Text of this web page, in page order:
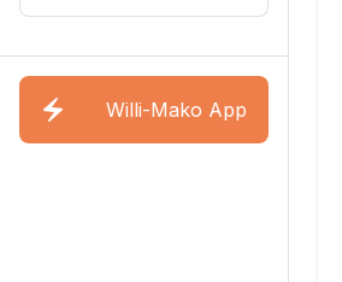
Willi-Mako App